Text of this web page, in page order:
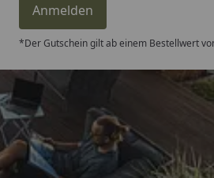
Anmelden
*Der Gutschein gilt ab einem Bestellwert
Trusted
4,81/ 5